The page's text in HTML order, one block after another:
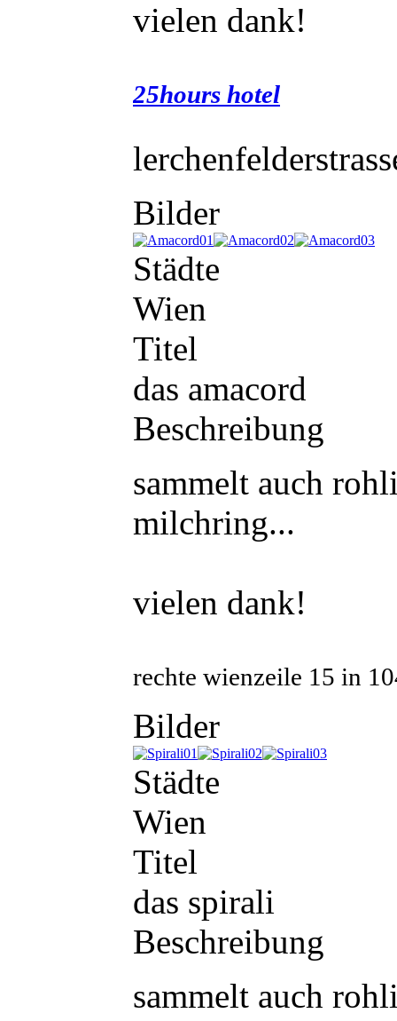
vielen dank!
25hours hotel
Bilder
Städte
Wien
Titel
das amacord
Beschreibung
sammelt auch
milchring...
vielen dank!
rechte wienzeile 15 in
Bilder
Städte
Wien
Titel
das spirali
Beschreibung
sammelt auch